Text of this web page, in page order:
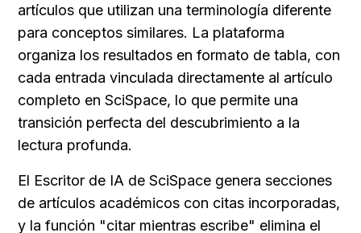
artículos que utilizan una terminología diferente
para conceptos similares. La plataforma
organiza los resultados en formato de tabla, con
cada entrada vinculada directamente al artículo
completo en SciSpace, lo que permite una
transición perfecta del descubrimiento a la
lectura profunda.
El Escritor de IA de SciSpace genera secciones
de artículos académicos con citas incorporadas,
y la función "citar mientras escribe" elimina el